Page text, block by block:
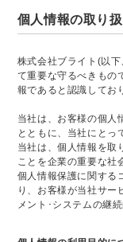
個人情報の取り
株式会社ブライト(以
て重要な守るべきもの
報であると認識してお
当社は、お客様の個人
とともに、当社にとっ
当社は、個人情報を取
ことを企業の重要な社
個人情報保護に関する
り、お客様が当社サー
メント･システムの継